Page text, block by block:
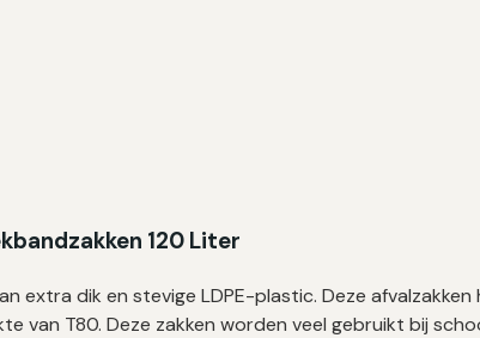
120 Liter
extra dik en stevige LDPE-plastic. Deze afvalzakken
van T80. Deze zakken worden veel gebruikt bij